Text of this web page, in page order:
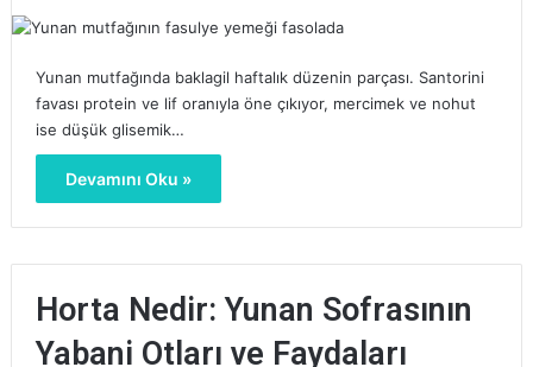
Yunan mutfağında baklagil haftalık düzenin parçası. Santorini
favası protein ve lif oranıyla öne çıkıyor, mercimek ve nohut
ise düşük glisemik…
Devamını Oku »
Horta Nedir: Yunan Sofrasının
Yabani Otları ve Faydaları